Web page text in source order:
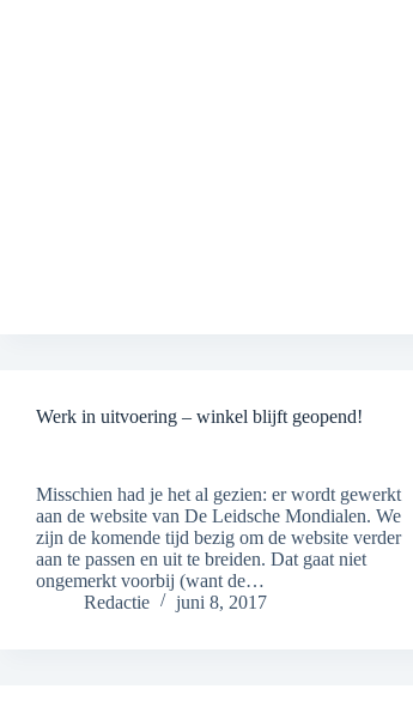
Werk in uitvoering – winkel blijft geopend!
Misschien had je het al gezien: er wordt gewerkt
aan de website van De Leidsche Mondialen. We
zijn de komende tijd bezig om de website verder
aan te passen en uit te breiden. Dat gaat niet
ongemerkt voorbij (want de…
Redactie
juni 8, 2017